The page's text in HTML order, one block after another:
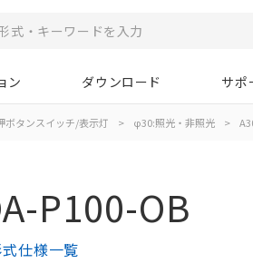
ン ダウンロード サポ
ボタンスイッチ/表示灯 > φ30:照光・非照光 >
P100-OB
仕様一覧